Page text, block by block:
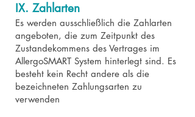
IX. Zahlarten
Es werden ausschließlich die Zahlarten
angeboten, die zum Zeitpunkt des
Zustandekommens des Vertrages im
AllergoSMART System hinterlegt sind. Es
besteht kein Recht andere als die
bezeichneten Zahlungsarten zu
verwenden